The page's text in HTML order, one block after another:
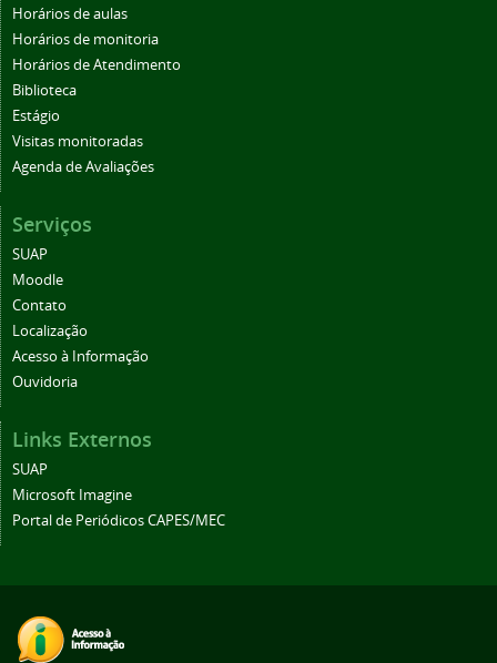
Horários de aulas
Horários de monitoria
Horários de Atendimento
Biblioteca
Estágio
Visitas monitoradas
Agenda de Avaliações
Serviços
SUAP
Moodle
Contato
Localização
Acesso à Informação
Ouvidoria
Links Externos
SUAP
Microsoft Imagine
Portal de Periódicos CAPES/MEC